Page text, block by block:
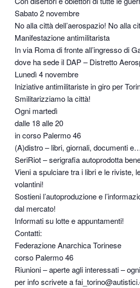
Sabato 2 novembre
No alla città dell’aerospazio! No alla
Manifestazione antimilitarista
In via Roma di fronte all’ingresso di
dove ha sede il DAP – Distretto
Lunedì 4 novembre
Iniziative antimilitariste in giro per
Smilitarizziamo la città!
Ogni martedì
dalle 18 alle 20
in corso Palermo 46
(A)distro – libri, giornali, documenti
SeriRiot – serigrafia autoprodotta
Vieni a spulciare tra i libri e le riviste,
volantini!
Sostieni l’autoproduzione e
dal mercato!
Informati su lotte e appuntamenti!
Contatti:
Federazione Anarchica Torinese
corso Palermo 46
Riunioni – aperte agli interessati –
per info scrivete a